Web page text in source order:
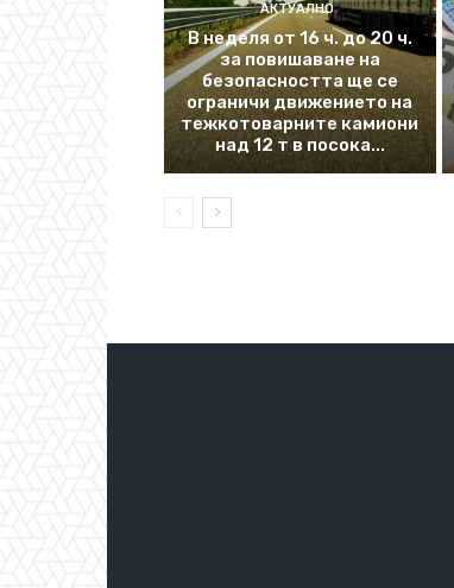
АКТУАЛНО
В неделя от 16 ч. до 20 ч.
за повишаване на
безопасността ще се
ограничи движението на
тежкотоварните камиони
над 12 т в посока...